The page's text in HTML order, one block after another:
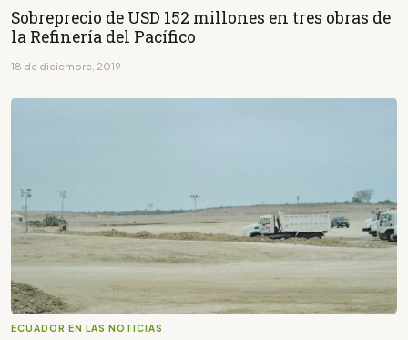
Sobreprecio de USD 152 millones en tres obras de
la Refinería del Pacífico
18 de diciembre, 2019
ECUADOR EN LAS NOTICIAS